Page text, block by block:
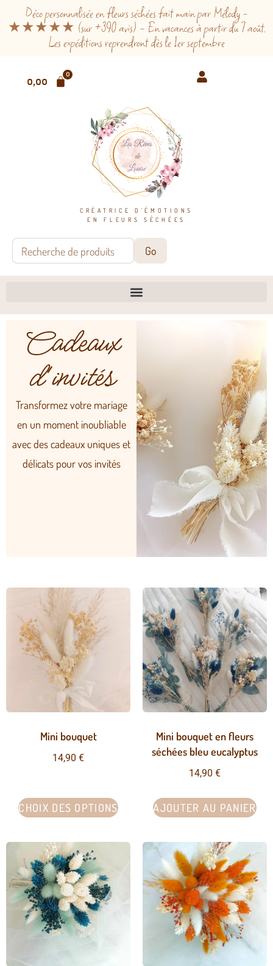
Déco personnalisée en fleurs séchées fait main par Mélody -
★★★★★ (sur +390 avis) - En vacances à partir du 7 août.
Les expéditions reprendront dès le 1er septembre
CRÉATRICE D'ÉMOTIONS
EN FLEURS SÉCHÉES
0,00
0
Cadeaux
d'invités
Transformez votre mariage
en un moment inoubliable
avec des cadeaux uniques et
délicats pour vos invités
Mini bouquet
14,90 €
CHOIX DES OPTIONS
Mini bouquet en fleurs
séchées bleu eucalyptus
14,90 €
AJOUTER AU PANIER